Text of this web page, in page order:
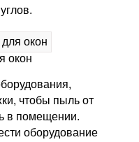
окон
чтобы пыль от
в помещении.
оборудование